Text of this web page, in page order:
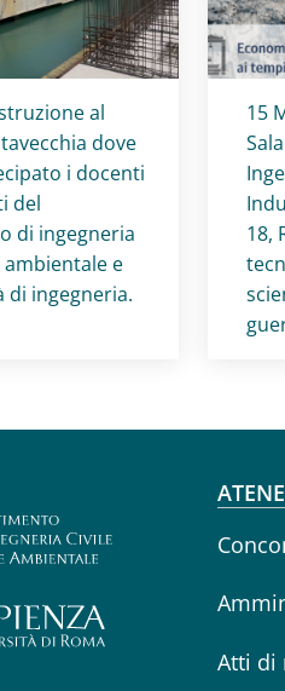
al
dove
i docenti
del
di ingegneria
ambientale e
di ingegneria.
15
18,
Atti di